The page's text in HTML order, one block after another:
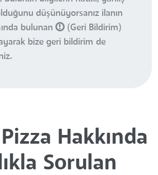
düşünüyorsanız ilanın
bulunan
(Geri Bildirim)
bize geri bildirim de
Hakkında
Sorulan